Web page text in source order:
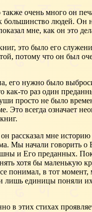
очень много он
большинство людей.
мне, как он это
это было его
потому что он был
его нужно было
то раз один
просто не было
Это всегда
рассказал мне
Мы начали
и Его преданных.
хотя бы
понимал, в тот
лишь единицы поняли
в этих стихах